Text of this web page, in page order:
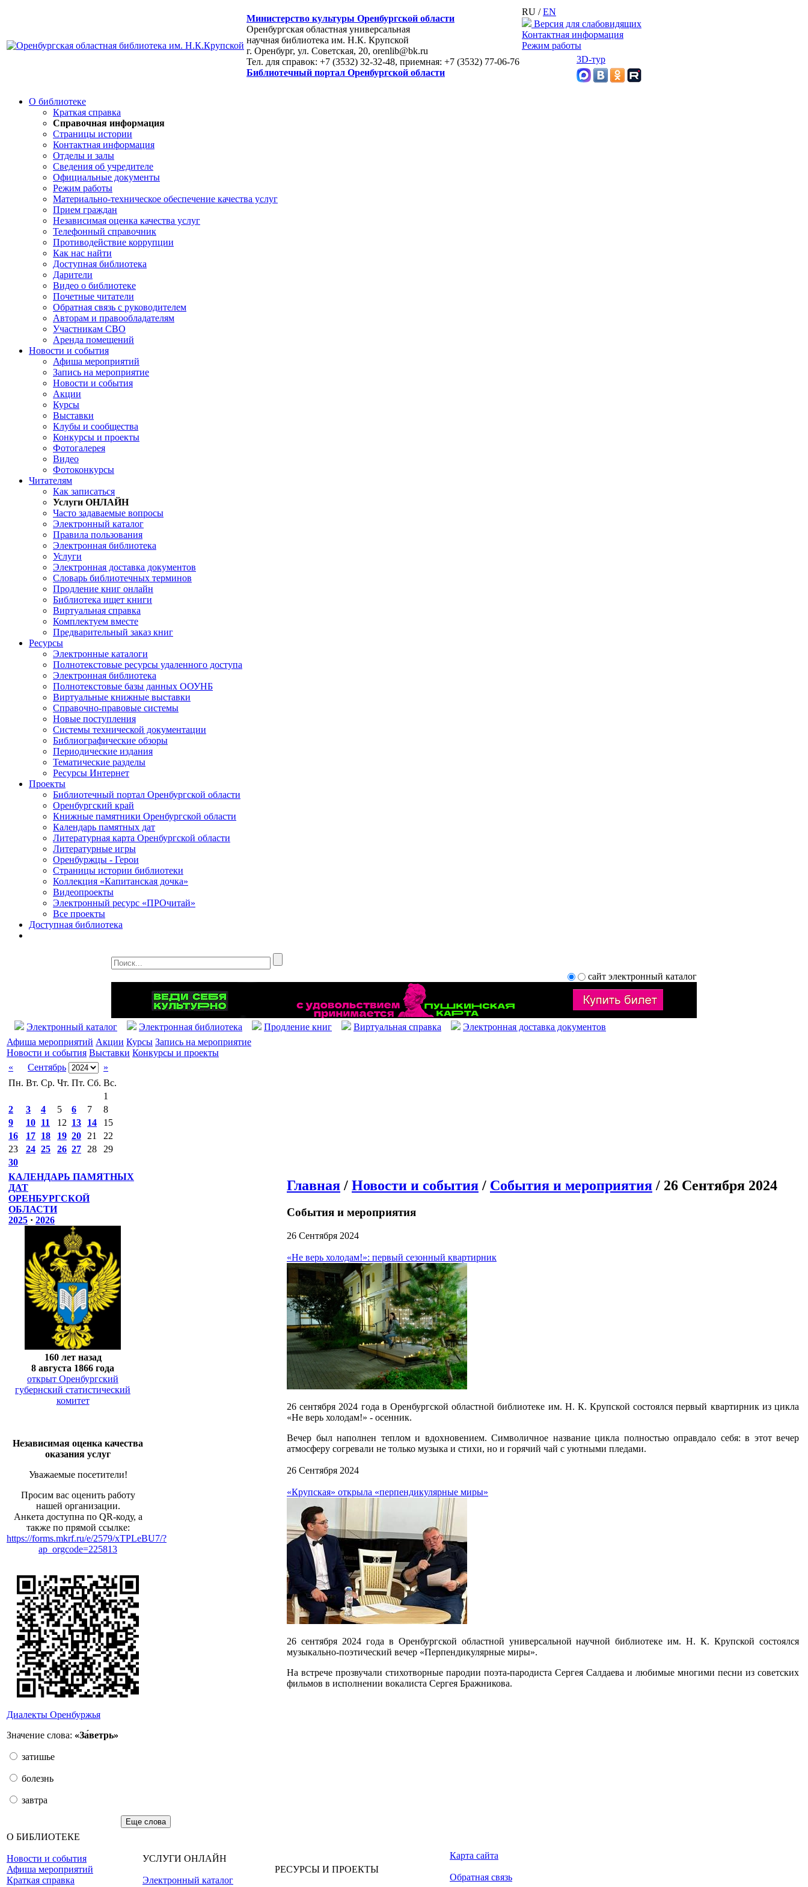
Министерство культуры Оренбургской области
Оренбургская областная универсальная
научная библиотека им. Н.К. Крупской
г. Оренбург, ул. Советская, 20, orenlib@bk.ru
Тел. для справок: +7 (3532) 32-32-48, приемная: +7 (3532) 77-06-76
Библиотечный портал Оренбургской области
RU /EN
Версия для слабовидящих
Контактная информация
Режим работы
3D-тур
О библиотеке
Краткая справка
Справочная информация
Страницы истории
Контактная информация
Отделы и залы
Сведения об учредителе
Официальные документы
Режим работы
Материально-техническое обеспечение качества услуг
Прием граждан
Независимая оценка качества услуг
Телефонный справочник
Противодействие коррупции
Как нас найти
Доступная библиотека
Дарители
Видео о библиотеке
Почетные читатели
Обратная связь с руководителем
Авторам и правообладателям
Участникам СВО
Аренда помещений
Новости и события
Афиша мероприятий
Запись на мероприятие
Новости и события
Акции
Курсы
Выставки
Клубы и сообщества
Конкурсы и проекты
Фотогалерея
Видео
Фотоконкурсы
Читателям
Как записаться
Услуги ОНЛАЙН
Часто задаваемые вопросы
Электронный каталог
Правила пользования
Электронная библиотека
Услуги
Электронная доставка документов
Словарь библиотечных терминов
Продление книг онлайн
Библиотека ищет книги
Виртуальная справка
Комплектуем вместе
Предварительный заказ книг
Ресурсы
Электронные каталоги
Полнотекстовые ресурсы удаленного доступа
Электронная библиотека
Полнотекстовые базы данных ООУНБ
Виртуальные книжные выставки
Справочно-правовые системы
Новые поступления
Cистемы технической документации
Библиографические обзоры
Периодические издания
Тематические разделы
Ресурсы Интернет
Проекты
Библиотечный портал Оренбургской области
Оренбургский край
Книжные памятники Оренбургской области
Календарь памятных дат
Литературная карта Оренбургской области
Литературные игры
Оренбуржцы - Герои
Страницы истории библиотеки
Коллекция «Капитанская дочка»
Видеопроекты
Электронный ресурс «ПРОчитай»
Все проекты
Доступная библиотека
сайт электронный каталог
Электронный каталог Электронная библиотека Продление книг Виртуальная справка
Электронная доставка документов
Афиша мероприятий Акции Курсы Запись на мероприятие
Новости и события Выставки Конкурсы и проекты
«
Сентябрь
»
Пн. Вт. Ср. Чт. Пт. Сб. Вс.
1
2
3 4 5 6 7
8
9
10 11 12 13 14
15
16
17 18 19 20 21
22
23
24 25 26 27 28
29
30
КАЛЕНДАРЬ ПАМЯТНЫХ
ДАТ
ОРЕНБУРГСКОЙ
ОБЛАСТИ
2025 · 2026
160 лет назад
8 августа 1866 года
открыт Оренбургский
губернский статистический
комитет
Независимая оценка качества
оказания услуг
Уважаемые посетители!
Просим вас оценить работу
нашей организации.
Анкета доступна по QR-коду, а
также по прямой ссылке:
https://forms.mkrf.ru/e/2579/xTPLeBU7/?
ap_orgcode=225813
Диалекты Оренбуржья
Значение слова: «За́ветрь»
затишье
болезнь
завтра
Еще слова
Главная / Новости и события / События и мероприятия / 26 Сентября 2024
События и мероприятия
26 Сентября 2024
«Не верь холодам!»: первый сезонный квартирник
26 сентября 2024 года в Оренбургской областной библиотеке им. Н. К. Крупской состоялся первый квартирник из цикла
«Не верь холодам!» - осенник.
Вечер был наполнен теплом и вдохновением. Символичное название цикла полностью оправдало себя: в этот вечер
атмосферу согревали не только музыка и стихи, но и горячий чай с уютными пледами.
26 Сентября 2024
«Крупская» открыла «перпендикулярные миры»
26 сентября 2024 года в Оренбургской областной универсальной научной библиотеке им. Н. К. Крупской состоялся
музыкально-поэтический вечер «Перпендикулярные миры».
На встрече прозвучали стихотворные пародии поэта-пародиста Сергея Салдаева и любимые многими песни из советских
фильмов в исполнении вокалиста Сергея Бражникова.
О БИБЛИОТЕКЕ
Новости и события
Афиша мероприятий
Краткая справка
УСЛУГИ ОНЛАЙН
Электронный каталог
РЕСУРСЫ И ПРОЕКТЫ
Карта сайта
Обратная связь